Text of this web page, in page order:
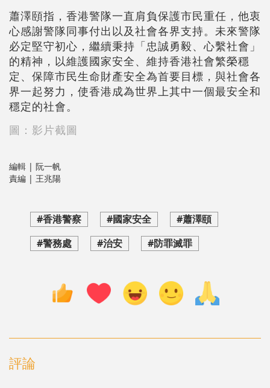
蕭澤頤指，香港警隊一直肩負保護市民重任，他衷
心感謝警隊同事付出以及社會各界支持。未來警隊
必定堅守初心，繼續秉持「忠誠勇毅、心繫社會」
的精神，以維護國家安全、維持香港社會繁榮穩
定、保障市民生命財產安全為首要目標，與社會各
界一起努力，使香港成為世界上其中一個最安全和
穩定的社會。
圖：影片截圖
編輯 | 阮一帆
責編 | 王兆陽
#香港警察 #國家安全
#蕭澤頤
#警務處
#治安 #防罪滅罪
評論